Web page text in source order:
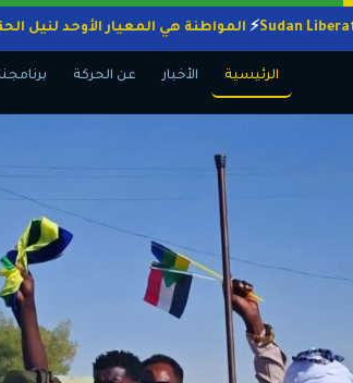
المواطنة هي المعيار الأوحد
الرئيسية الأخبار عن الحركة